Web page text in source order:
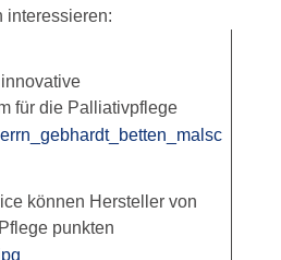
interessieren:
für die Palliativpflege
können Hersteller von
punkten